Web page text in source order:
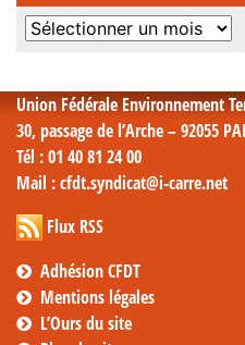
Archives
Union Fédérale Environnement
30, passage de l’Arche – 92055
Tél : 01 40 81 24 00
Mail : cfdt.syndicat@i-carre.net
Flux RSS
Adhésion CFDT
Mentions légales
L’Ours du site